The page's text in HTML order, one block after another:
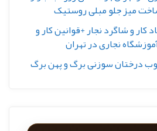
میز جلو مبلی روستیک
و شاگرد نجار +قوانین کار و
نجاری در تهران
درختان سوزنی برگ و پهن برگ